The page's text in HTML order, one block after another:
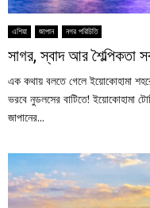
এশিয়া জাপান নগর পরিচিতি
সাগর, স্বাদ আর শৈল্পিকতা
এক কথায় বলতে গেলে ইয়োকোহামা
ভরবে নুডলসের বাটিতে! ইয়োকোহামা
জাপানের...